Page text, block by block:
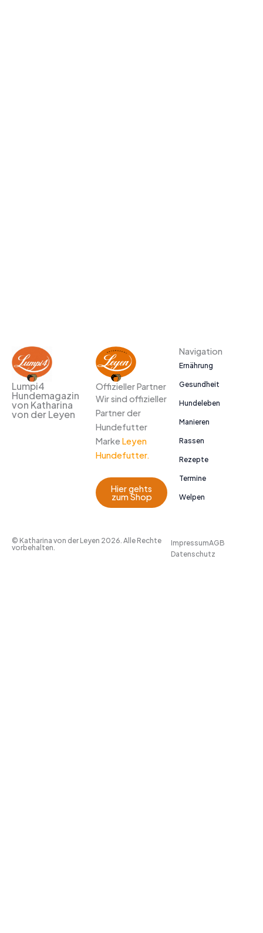
Lumpi4
Hundemagazin
von Katharina
von der Leyen
Offizieller Partner
Wir sind offizieller
Partner der
Hundefutter
Marke Leyen
Hundefutter.
Hier gehts
zum Shop
Navigation
Ernährung
Gesundheit
Hundeleben
Manieren
Rassen
Rezepte
Termine
Welpen
© Katharina von der Leyen 2026. Alle Rechte
vorbehalten.
ImpressumAGB
Datenschutz